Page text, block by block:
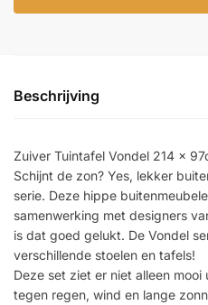
€1.299,00.
Beschrijving
Zuiver Tuintafel Vondel 214 x
Schijnt de zon? Yes, lekker
serie. Deze hippe
samenwerking met designers
is dat goed gelukt. De Vondel
verschillende stoelen en tafels!
Deze set ziet er niet alleen
tegen regen, wind en lange